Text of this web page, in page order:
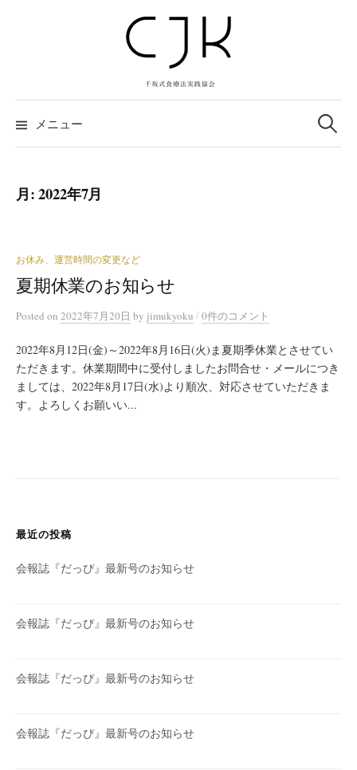
ツ
へ
プ
メニュー
検
索:
月:2022年7月
お休み、運営時間の変更など
夏期休業のお知らせ
Posted on 2022年7月20日 by jimukyoku /0件のコメント
2022年8月12日(金)～2022年8月16日(火)ま夏期季休業とさせてい
ただきます。休業期間中に受付しましたお問合せ・メールにつき
ましては、2022年8月17日(水)より順次、対応させていただきま
す。よろしくお願いい...
最近の投稿
会報誌『だっぴ』最新号のお知らせ
会報誌『だっぴ』最新号のお知らせ
会報誌『だっぴ』最新号のお知らせ
会報誌『だっぴ』最新号のお知らせ